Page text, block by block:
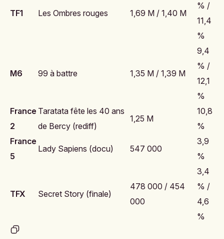
TF1 Les Ombres rouges 1,69 M / 1,40 M
% /
11,4
%
M6 99 à battre 1,35 M / 1,39 M
9,4
% /
12,1
%
France
2
Taratata fête les 40 ans
de Bercy (rediff)
1,25 M
10,8
%
France
5
Lady Sapiens (docu) 547 000
3,9
%
TFX Secret Story (finale)
478 000 / 454
000
3,4
% /
4,6
%